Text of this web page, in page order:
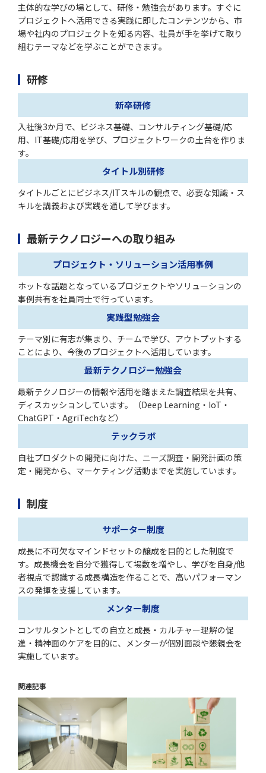
主体的な学びの場として、研修・勉強会があります。すぐに
プロジェクトへ活用できる実践に即したコンテンツから、市
場や社内のプロジェクトを知る内容、社員が手を挙げて取り
組むテーマなどを学ぶことができます。
研修
新卒研修
入社後3か月で、ビジネス基礎、コンサルティング基礎/応
用、IT基礎/応用を学び、プロジェクトワークの土台を作りま
す。
タイトル別研修
タイトルごとにビジネス/ITスキルの観点で、必要な知識・ス
キルを講義および実践を通して学びます。
最新テクノロジーへの取り組み
プロジェクト・ソリューション活用事例
ホットな話題となっているプロジェクトやソリューションの
事例共有を社員同士で行っています。
実践型勉強会
テーマ別に有志が集まり、チームで学び、アウトプットする
ことにより、今後のプロジェクトへ活用しています。
最新テクノロジー勉強会
最新テクノロジーの情報や活用を踏まえた調査結果を共有、
ディスカッションしています。（Deep Learning・IoT・
ChatGPT・AgriTechなど）
テックラボ
自社プロダクトの開発に向けた、ニーズ調査・開発計画の策
定​・開発​から、マーケティング活動までを実施しています。
制度
サポーター制度
成長に不可欠なマインドセットの醸成を目的とした制度で
す。成長機会を自分で獲得して場数を増やし、学びを自身/他
者視点で認識する成長構造を作ることで、高いパフォーマン
スの発揮を支援しています。​
メンター制度
コンサルタントとしての自立と成長・カルチャー理解の促
進・精神面のケアを目的に、メンターが個別面談や懇親会を
実施しています。
関連記事